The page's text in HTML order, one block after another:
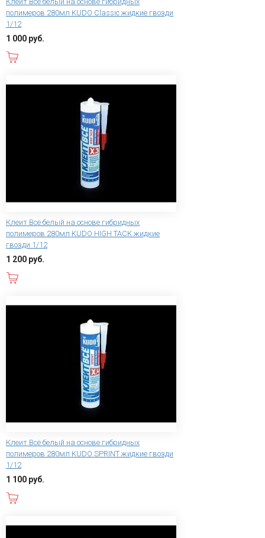
полимеров 280мл KUDO Classic жидкие гвозди
1/12
1 000 руб.
Клеит Всё белый на основе гибридных
полимеров 280мл KUDO HIGH TACK жидкие
гвозди 1/12
1 200 руб.
Клеит Всё белый на основе гибридных
полимеров 280мл KUDO SPRINT жидкие гвозди
1/12
1 100 руб.